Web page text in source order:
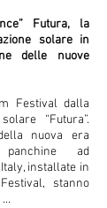
Futura, la
solare in
delle nuove
Festival dalla
“Futura”.
nuova era
ad
installate in
stanno